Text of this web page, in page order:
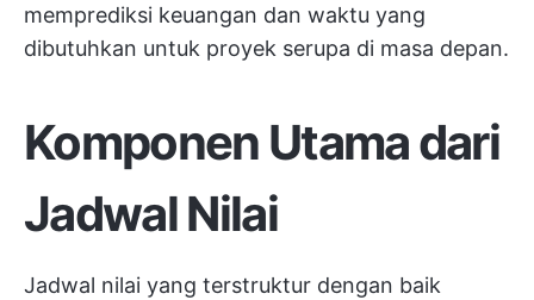
memprediksi keuangan dan waktu yang
dibutuhkan untuk proyek serupa di masa depan.
Komponen Utama dari
Jadwal Nilai
Jadwal nilai yang terstruktur dengan baik